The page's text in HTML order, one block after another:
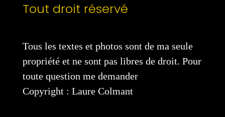
Tout droit réservé
Tous les textes et photos sont de ma seule
propriété et ne sont pas libres de droit. Pour
toute question me demander
Copyright : Laure Colmant